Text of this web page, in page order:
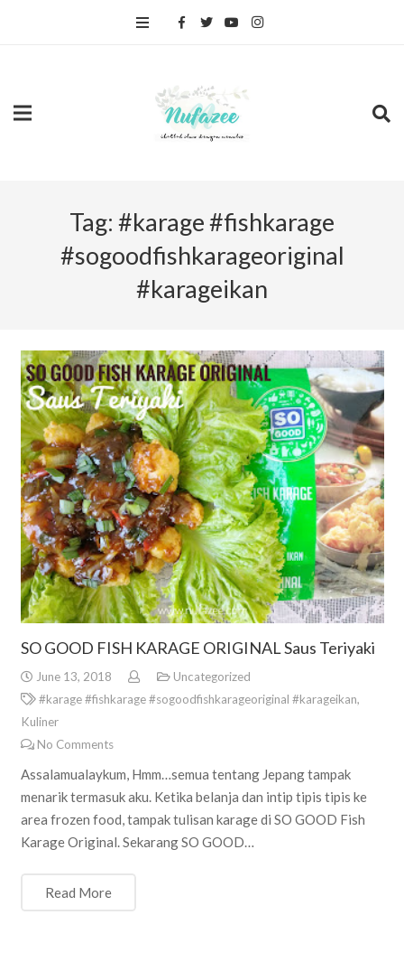
Tag: #karage #fishkarage
#sogoodfishkarageoriginal
#karageikan
SO GOOD FISH KARAGE ORIGINAL Saus Teriyaki
June 13, 2018
Uncategorized
#karage #fishkarage #sogoodfishkarageoriginal #karageikan,
Kuliner
No Comments
Assalamualaykum, Hmm…semua tentang Jepang tampak
menarik termasuk aku. Ketika belanja dan intip tipis tipis ke
area frozen food, tampak tulisan karage di SO GOOD Fish
Karage Original. Sekarang SO GOOD…
Read More